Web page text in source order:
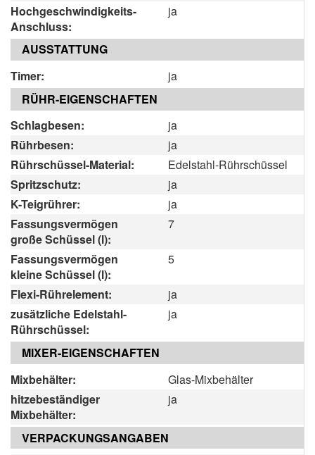
Hochgeschwindigkeits-
Anschluss:
ja
AUSSTATTUNG
Timer:
ja
RÜHR-EIGENSCHAFTEN
Schlagbesen:
ja
Rührbesen:
ja
Rührschüssel-Material:
Edelstahl-Rührschüssel
Spritzschutz:
ja
K-Teigrührer:
ja
Fassungsvermögen
große Schüssel (l):
7
Fassungsvermögen
kleine Schüssel (l):
5
Flexi-Rührelement:
ja
zusätzliche Edelstahl-
Rührschüssel:
ja
MIXER-EIGENSCHAFTEN
Mixbehälter:
Glas-Mixbehälter
hitzebeständiger
Mixbehälter:
ja
VERPACKUNGSANGABEN